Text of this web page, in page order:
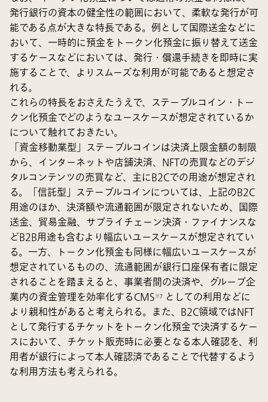
発行銀行の資本の健全性の範囲において、柔軟な発行が可
能である点が大きな特長である。例として国際送金などに
おいて、一時的に預金をトークン化預金に振り替えて送金
するケースなどにおいては、発行・償還手続きを即時に実
施することで、よりスムーズな利用が可能であると想定さ
れる。
これらの特長をおさえたうえで、ステーブルコイン・トー
クン化預金でどのようなユースケースが想定されているか
について触れておきたい。
「資金移動業型」ステーブルコインは決済上限金額の制限
から、インターネットや店舗決済、NFTの売買などのデジ
タルコンテンツの売買など、主にB2Cでの用途が想定され
る。「信託型」ステーブルコインについては、上記のB2C
用途のほか、決済額や流通範囲が限定されないため、国際
送金、貿易金融、サプライチェーン決済・ファイナンスな
どB2B用途も含むより幅広いユースケースが想定されてい
る。一方、トークン化預金も同様に幅広いユースケースが
想定されているものの、流通範囲が銀行口座保有者に限定
されることを踏まえると、事業者間の決済や、グループ企
業内の資金管理を効率化するCMS※7
としての利用などに
より親和性があると考えられる。また、B2C領域ではNFT
として発行するチケットをトークン化預金で決済するケー
スにおいて、チケット販売時に必要となる本人確認を、利
用者が銀行によって本人確認済であることで代替するよう
な利用方法も考えられる。